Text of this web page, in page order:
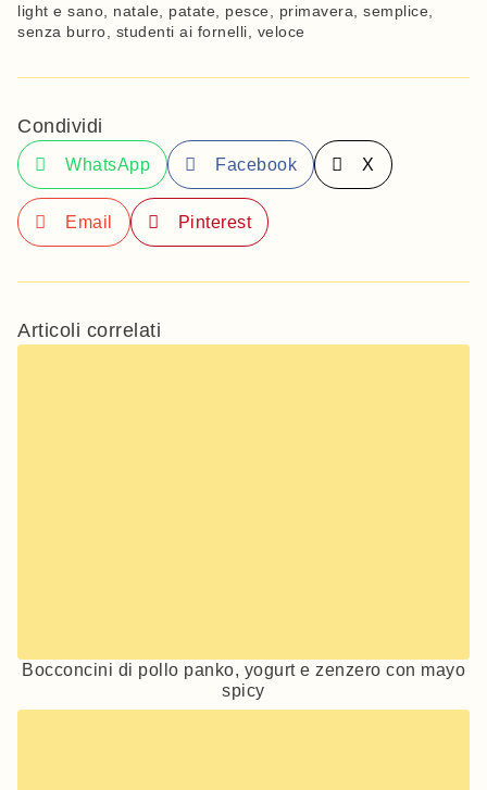
light e sano
natale patate pesce primavera semplice
senza burro
studenti ai fornelli veloce
Condividi
WhatsApp Facebook X
Email Pinterest
Articoli correlati
Bocconcini di pollo panko, yogurt e zenzero con mayo
spicy